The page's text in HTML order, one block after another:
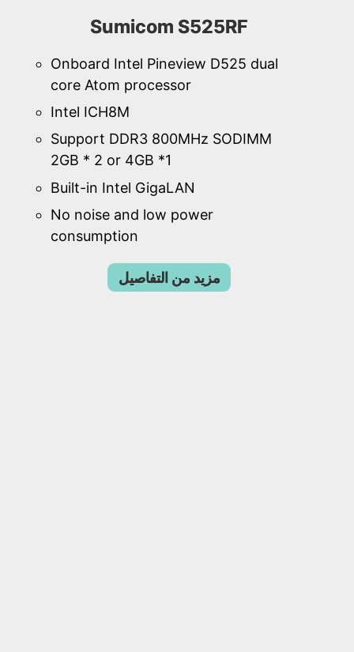
Sumicom S525RF
Onboard Intel Pineview D525 dual
core Atom processor
Intel ICH8M
Support DDR3 800MHz SODIMM
2GB * 2 or 4GB *1
Built-in Intel GigaLAN
No noise and low power
consumption
مزيد من التفاصيل